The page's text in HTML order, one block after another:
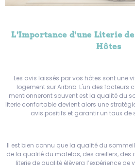
L'Importance d'une Literie
Hôtes
Les avis laissés par vos hôtes sont une
logement sur Airbnb. L'un des facteurs
mentionneront souvent est la qualité du
literie confortable devient alors une
avis positifs et garantir un taux de
Il est bien connu que la qualité du
de la qualité du matelas, des oreillers, des
literie de qualité élèvera l’expérience de